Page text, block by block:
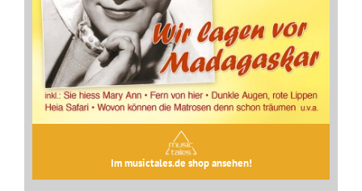
Im musictales.de shop ansehen!